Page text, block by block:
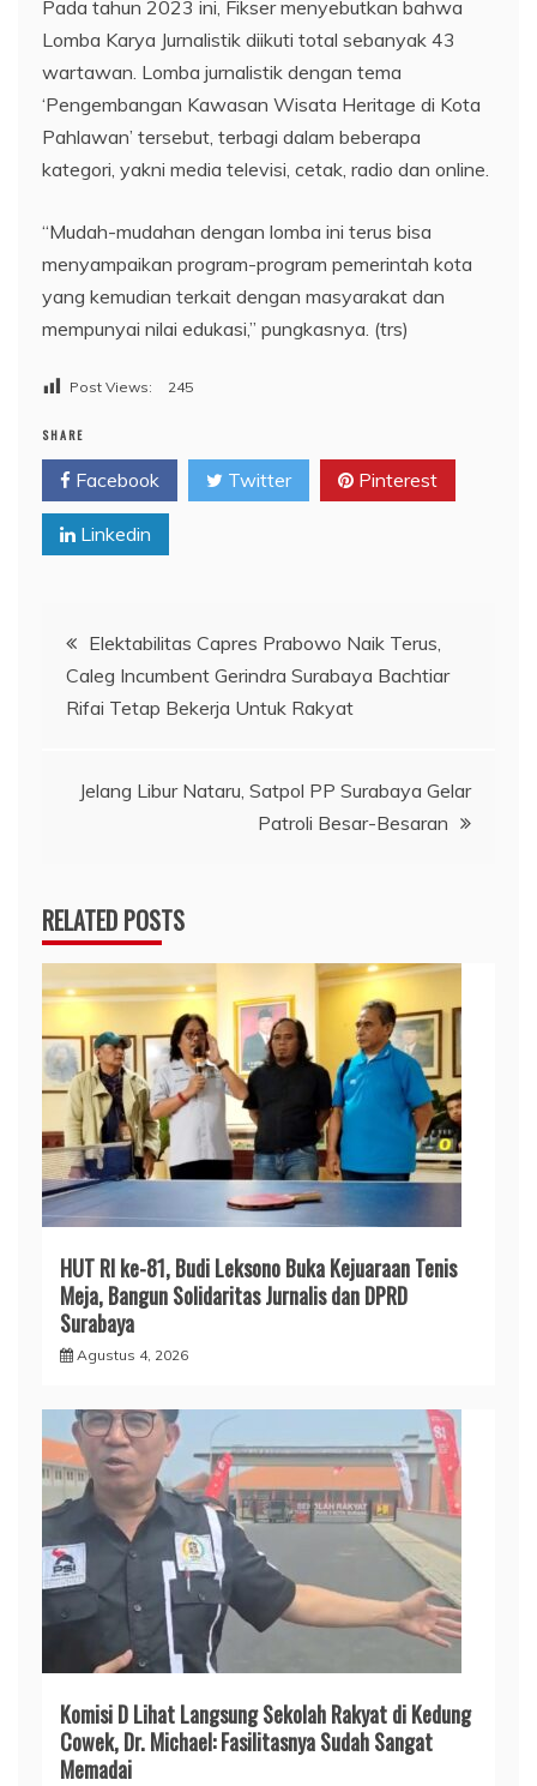
Pada tahun 2023 ini, Fikser menyebutkan bahwa
Lomba Karya Jurnalistik diikuti total sebanyak 43
wartawan. Lomba jurnalistik dengan tema
‘Pengembangan Kawasan Wisata Heritage di Kota
Pahlawan’ tersebut, terbagi dalam beberapa
kategori, yakni media televisi, cetak, radio dan online.
“Mudah-mudahan dengan lomba ini terus bisa
menyampaikan program-program pemerintah kota
yang kemudian terkait dengan masyarakat dan
mempunyai nilai edukasi,” pungkasnya. (trs)
Post Views: 245
SHARE
Facebook Twitter Pinterest
Linkedin
Navigasi
pos
Elektabilitas Capres Prabowo Naik Terus,
Caleg Incumbent Gerindra Surabaya Bachtiar
Rifai Tetap Bekerja Untuk Rakyat
Jelang Libur Nataru, Satpol PP Surabaya Gelar
Patroli Besar-Besaran
RELATED POSTS
HUT RI ke-81, Budi Leksono Buka Kejuaraan Tenis
Meja, Bangun Solidaritas Jurnalis dan DPRD
Surabaya
Agustus 4, 2026
Komisi D Lihat Langsung Sekolah Rakyat di Kedung
Cowek, Dr. Michael: Fasilitasnya Sudah Sangat
Memadai